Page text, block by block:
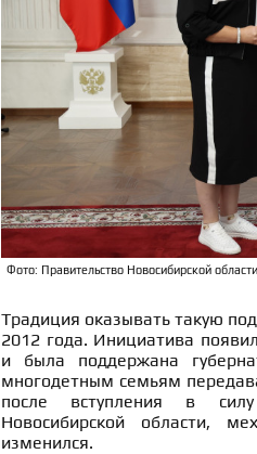
Фото: Правительство Новосибирской области
Традиция оказывать такую
2012 года. Инициатива
и была поддержана
многодетным семьям
после вступления в силу
Новосибирской области,
изменился.